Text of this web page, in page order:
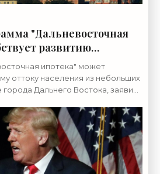
"Дальневосточная
развитию
ипотека" может
оттоку населения из небольших
Дальнего Востока, заявил